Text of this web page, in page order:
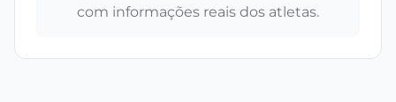
com informações reais dos atletas.